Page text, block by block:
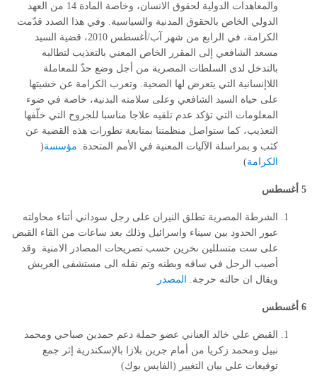
والمعاهدات الدولية لحقوق الانسان، وخاصة المادة 14 من العهد
الدولي الخاص بالحقوق المدنية والسياسية. وفي هذا الصدد قدّمت
الكرامة، في الرابع من شهر آب/أغسطس 2010، قضية السيد
مسعد الشافعي إلى المقرر الخاص المعني بالتعذيب لتطالبه
بالتدخل لدى السلطات المصرية من أجل وضع حذّ للمعاملة
اللاإنسانية التي يتعرض لها الضحية. وتعرب الكرامة عن خشيتها
على حياة السيد الشافعي وعلى سلامته البدنية، خاصة في ضوء
المعلومات التي تؤكد عدم تلقيه علاجا مناسبا للجروح التي خلّفها
التعذيب، كما ستواصل منظمتنا بمتابعة تطورات هذه القضية عن
كثب و بمراسلة الآليات المعنية في الأمم المتحدة.
)مؤسسة
الكرامة)
5 أغسطس
الشرطة المصرية تطلق النيران على رجل سوداني أثناء محاولته
عبور الحدود بين سيناء واسرائيل وذلك بعد ساعات من القاء القبض
على ست متسللين ىخرين حسب تصريحات المصادر الامنية. وقد
أصيب الرجل في ساقه وبطنه وتم نقله الى مستشفى العريش
ويقال ان حالته حرجة.
المصدر
6 أغسطس
القبض علي خالد العناني عضو حملة دعم حمدين صباحي ومحمد
نبيل ومحمد زكريا من أمام جرين بلازا بالإسكندرية إثر جمع
توقيعات علي بيان التغيير (الفايس بوك)